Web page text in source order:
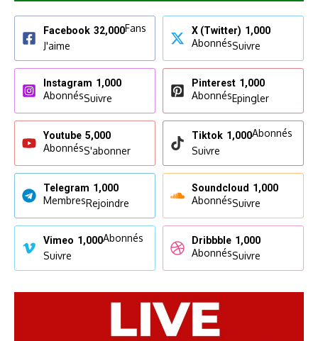
Facebook 32,000Fans
J'aime
X (Twitter) 1,000
AbonnésSuivre
Instagram 1,000
AbonnésSuivre
Pinterest 1,000
AbonnésEpingler
Youtube 5,000
AbonnésS'abonner
Tiktok 1,000Abonnés
Suivre
Telegram 1,000
MembresRejoindre
Soundcloud 1,000
AbonnésSuivre
Vimeo 1,000Abonnés
Suivre
Dribbble 1,000
AbonnésSuivre